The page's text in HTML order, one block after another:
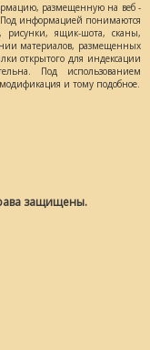
размещенную на веб -
Под информацией понимаются
рисунки, ящик-шота, сканы,
материалов, размещенных
открытого для индексации
Под использованием
и тому подобное.
защищены.